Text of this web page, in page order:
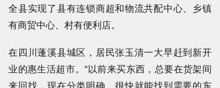
全县实现了县有连锁商超和物流共配中心、乡镇
有商贸中心、村有便利店。
在四川蓬溪县城区，居民张玉清一大早赶到新开
业的惠生活超市。“以前来买东西，总要在货架间
来回找，现在分类明确，很快就能找到需要的东